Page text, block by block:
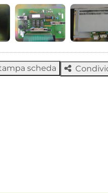
scheda